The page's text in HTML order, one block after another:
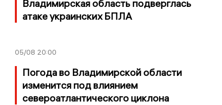
Владимирская область подверглась
атаке украинских БПЛА
05/08 20:00
Погода во Владимирской области
изменится под влиянием
североатлантического циклона